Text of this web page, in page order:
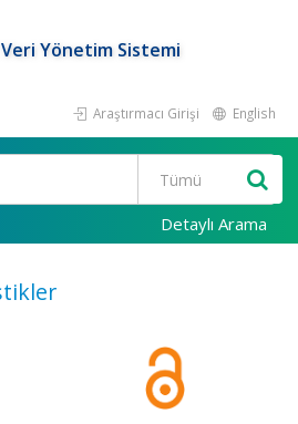
Yönetim Sistemi
Araştırmacı Girişi English
Detaylı Arama